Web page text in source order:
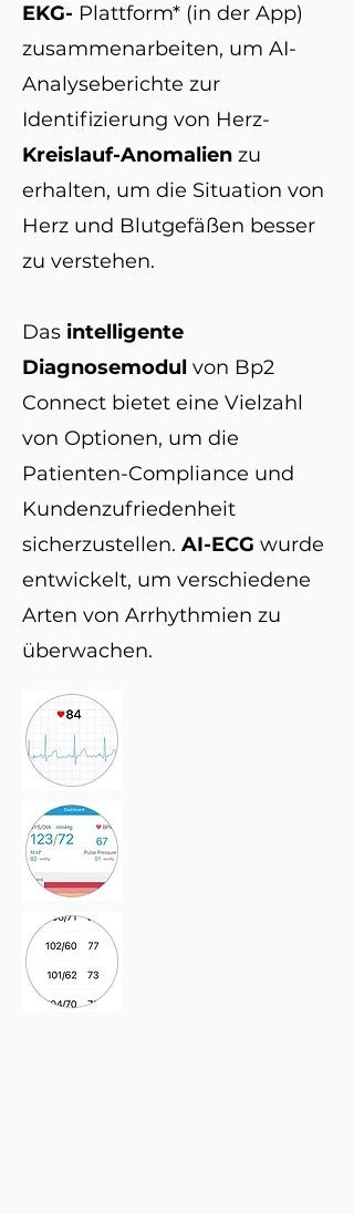
EKG- Plattform* (in der App)
zusammenarbeiten, um AI-
Analyseberichte zur
Identifizierung von Herz-
Kreislauf-Anomalien zu
erhalten, um die Situation von
Herz und Blutgefäßen besser
zu verstehen.
Das intelligente
Diagnosemodul von Bp2
Connect bietet eine Vielzahl
von Optionen, um die
Patienten-Compliance und
Kundenzufriedenheit
sicherzustellen. AI-ECG wurde
entwickelt, um verschiedene
Arten von Arrhythmien zu
überwachen.